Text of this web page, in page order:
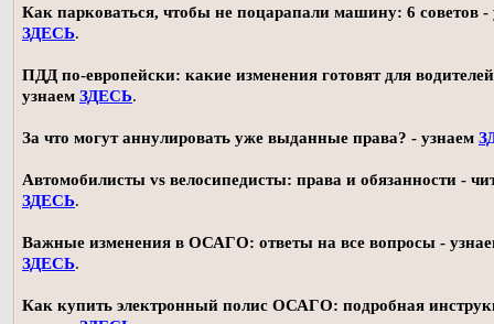
Как парковаться, чтобы не поцарапали машину: 6 советов -
ЗДЕСЬ.
ПДД по-европейски: какие изменения готовят для
узнаем ЗДЕСЬ.
За что могут аннулировать уже выданные права? - узнаем
Автомобилисты vs велосипедисты: права и обязанности -
ЗДЕСЬ.
Важные изменения в ОСАГО: ответы на все вопросы -
ЗДЕСЬ.
Как купить электронный полис ОСАГО: подробная